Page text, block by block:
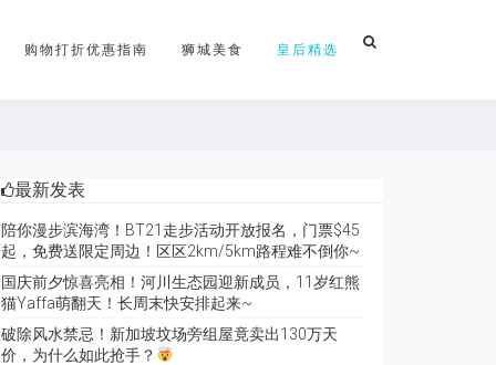
购物打折优惠指南 狮城美食 皇后精选
最新发表
陪你漫步滨海湾！BT21走步活动开放报名，门票$45
起，免费送限定周边！区区2km/5km路程难不倒你~
国庆前夕惊喜亮相！河川生态园迎新成员，11岁红熊
猫Yaffa萌翻天！长周末快安排起来~
破除风水禁忌！新加坡坟场旁组屋竟卖出130万天
价，为什么如此抢手？